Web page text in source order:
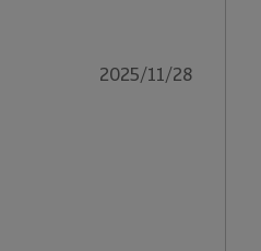
2025/11/28